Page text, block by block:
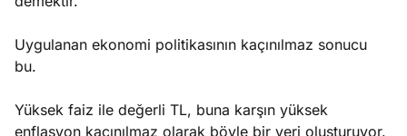
Uygulanan ekonomi politikasının kaçınılmaz sonucu
bu.
Yüksek faiz ile değerli TL, buna karşın yüksek
enflasyon kaçınılmaz olarak böyle bir veri oluşturuyor.